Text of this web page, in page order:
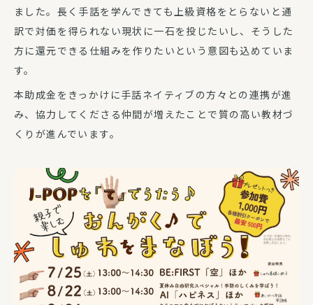
ました。長く手話を学んできても上級資格をとらないと通
訳で対価を得られない現状に一石を投じたいし、そうした
方に還元できる仕組みを作りたいという意図も込めていま
す。
本助成金をきっかけに手話ネイティブの方々との連携が進
み、協力してくださる仲間が増えたことで質の高い教材づ
くりが進んでいます。